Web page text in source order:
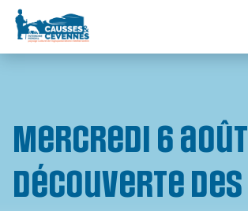
Mercredi 6 août
découverte des